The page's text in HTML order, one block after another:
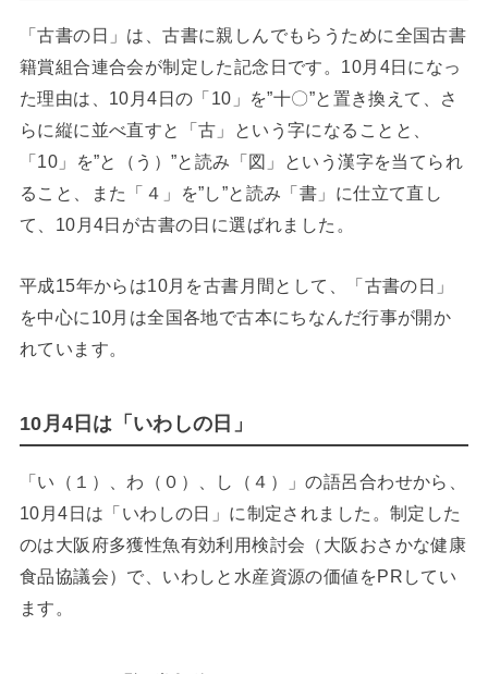
「古書の日」は、古書に親しんでもらうために全国古書
籍賞組合連合会が制定した記念日です。10月4日になっ
た理由は、10月4日の「10」を”十〇”と置き換えて、さ
らに縦に並べ直すと「古」という字になることと、
「10」を”と（う）”と読み「図」という漢字を当てられ
ること、また「４」を”し”と読み「書」に仕立て直し
て、10月4日が古書の日に選ばれました。
平成15年からは10月を古書月間として、「古書の日」
を中心に10月は全国各地で古本にちなんだ行事が開か
れています。
10月4日は「いわしの日」
「い（１）、わ（０）、し（４）」の語呂合わせから、
10月4日は「いわしの日」に制定されました。制定した
のは大阪府多獲性魚有効利用検討会（大阪おさかな健康
食品協議会）で、いわしと水産資源の価値をPRしてい
ます。